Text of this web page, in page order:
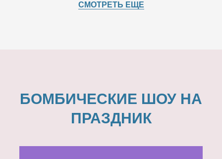
СМОТРЕТЬ ЕЩЕ
БОМБИЧЕСКИЕ ШОУ НА
ПРАЗДНИК